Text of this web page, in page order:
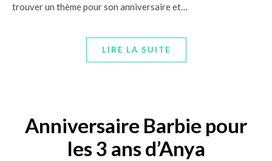
trouver un thème pour son anniversaire et…
LIRE LA SUITE
Anniversaire Barbie pour
les 3 ans d’Anya